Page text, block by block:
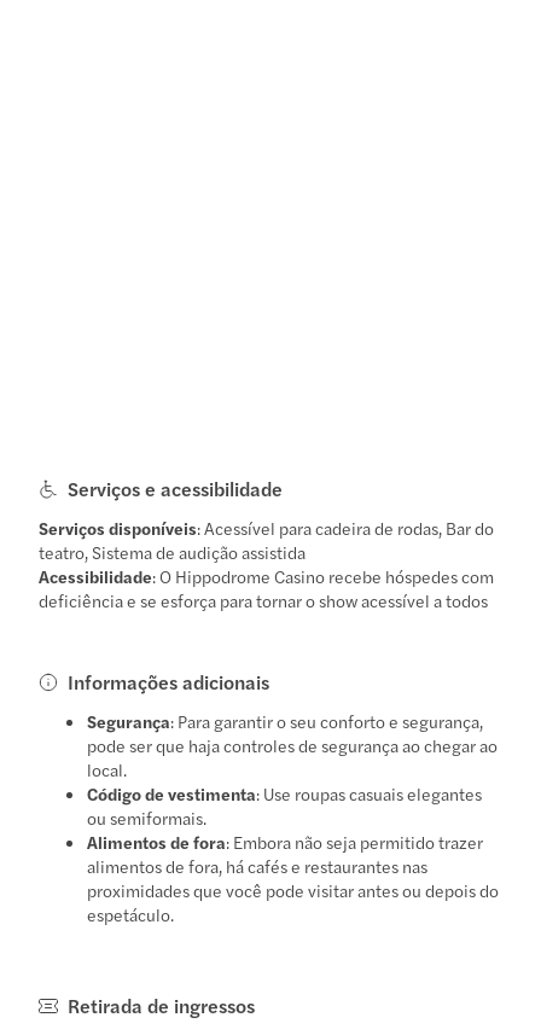
Serviços e acessibilidade
Serviços disponíveis: Acessível para cadeira de rodas, Bar do
teatro, Sistema de audição assistida
Acessibilidade: O Hippodrome Casino recebe hóspedes com
deficiência e se esforça para tornar o show acessível a todos
Informações adicionais
Segurança: Para garantir o seu conforto e segurança,
pode ser que haja controles de segurança ao chegar ao
local.
Código de vestimenta: Use roupas casuais elegantes
ou semiformais.
Alimentos de fora: Embora não seja permitido trazer
alimentos de fora, há cafés e restaurantes nas
proximidades que você pode visitar antes ou depois do
espetáculo.
Retirada de ingressos